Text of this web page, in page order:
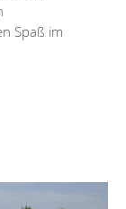
Spaß im